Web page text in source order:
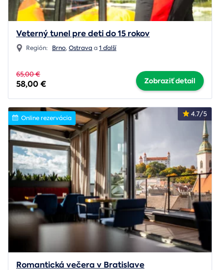
Veterný tunel pre deti do 15 rokov
Región: Brno,Ostrava a 1 ďalší
65,00 €
58,00 € Zobraziť detail
4.7/5
Online rezervácia
Romantická večera v Bratislave